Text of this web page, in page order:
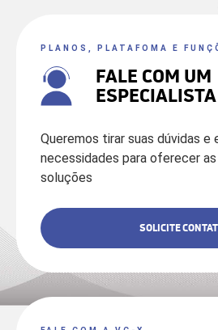
PLANOS, PLATAFOMA E
FALE COM UM
ESPECIALISTA
Queremos tirar suas dúvidas e
necessidades para oferecer
soluções
SOLICITE